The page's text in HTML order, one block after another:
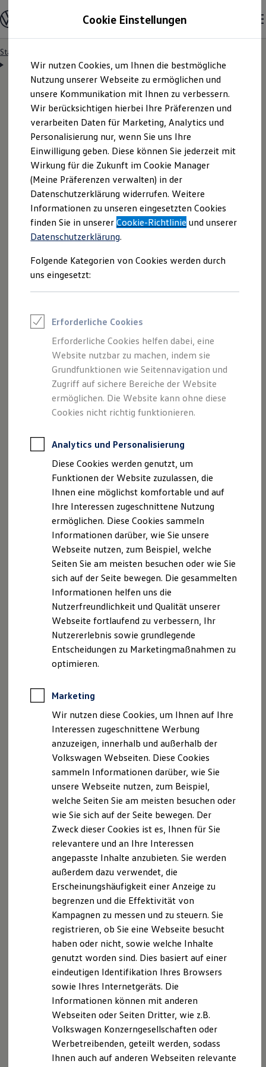
Hauptinhalt
springen
Footer
springen
Modelle & Konfigurator
Nutzfahrzeugkategorien entdecken
Modelle konfigurieren
Vorgängermodelle und Oldtimer
Vorgängermodelle
Oldtimer
Bulli Historie
Branchenlösungen & Gewerbekunden
Umbaulösungen und Hersteller finden
Auf- und Umbauten entdecken & konfigurieren
Groß- und Sonderkunden
Großkunden
Kommunen & Behörden
Journalisten
Sportvereine
Branchenlösungen
Bau & Handwerk
Gewerbliche Personenbeförderung
Service & mobile Werkstätten
Kurier, Logistik & Handel
Feuerwehr
Rettungsdienste
ONE Business ID Vorteile
Fahrzeugsuche & Marktplatz
Digitaler Marktplatz
Kauf & Finanzierung
Online-Fahrzeugbewertung
Aktionen & Angebote
E-Auto-Förderung
Für Privatkunden
Für Gewerbekunden
Profi Paket
TopDeal
Zertifizierte Gebrauchtwagen
Für Privatkunden
Für Gewerbekunden
Leasing
Für Privatkunden
Für Gewerbekunden
Versicherungen & Garantien
Garantien
Kfz-Versicherung für Nutzfahrzeuge
Restschuldversicherung
Wartungsverträge
Besitzer & Service
Reparatur & Service
Sommer-Special
Reparatur, Pflege & Inspektion
Servicetermin anfragen
Service-Vorteile bei Volkswagen Nutzfahrzeuge
ServicePlus
Economy Service
Räder & Reifen Service
Ersatzfahrzeuge
Software, Konnektivität & Apps
California App
VW Connect für Ihren ID. Buzz
VW Connect für Ihren Transporter/Caravelle
VW Connect für Ihren Amarok
VW Connect für andere Modelle
Connect Pro
Fleet Interface Data
Multistop Pathfinder
Übersicht Software Updates
Hilfreiches für Besitzer
Fahrerassistenz- und Sicherheitssysteme
Kontrollleuchten
Kurzfahrprofile und Ölverdünnung
XTL-Dieselkraftstoff
Ersatzteile und Betriebsflüssigkeiten
Original Zubehör und Lifestyle Produkte
myVolkswagen
myVolkswagen Business
Elektrisch & Autonom
Elektro - & Hybridfahrzeuge
Unser Ansatz
Klimafreundlicher Strom
Reichweite & Ladelösungen
Reichweitensimulator
Ladezeitensimulator
Ladelösungen für Privatkunden
Ladelösungen für Gewerbekunden
Wallbox und Ladekabel
Förderung & Kosten der Elektrofahrzeuge
Fördermöglichkeiten für Privatkunden
Fördermöglichkeiten für Gewerbekunden
Startseite
Servicetermin anfragen
Servicetermin bequem
online anfragen
Nutzen Sie unser Onlineformular, um schnell und
unkompliziert einen Servicetermin bei Ihrem
Volkswagen NutzfahrzeugePartner anzufragen.
Cookie Einstellungen
Wir nutzen Cookies, um Ihnen die bestmögliche
Nutzung unserer Webseite zu ermöglichen und
unsere Kommunikation mit Ihnen zu verbessern.
Wir berücksichtigen hierbei Ihre Präferenzen und
verarbeiten Daten für Marketing, Analytics und
Personalisierung nur, wenn Sie uns Ihre
Einwilligung geben. Diese können Sie jederzeit mit
Wirkung für die Zukunft im Cookie Manager
(Meine Präferenzen verwalten) in der
Datenschutzerklärung widerrufen. Weitere
Informationen zu unseren eingesetzten Cookies
finden Sie in unsererCookie-Richtlinie und unserer
Datenschutzerklärung.
Folgende Kategorien von Cookies werden durch
uns eingesetzt:
Erforderliche Cookies
Erforderliche Cookies helfen dabei, eine
Website nutzbar zu machen, indem sie
Grundfunktionen wie Seitennavigation und
Zugriff auf sichere Bereiche der Website
ermöglichen. Die Website kann ohne diese
Cookies nicht richtig funktionieren.
Analytics und Personalisierung
Diese Cookies werden genutzt, um
Funktionen der Website zuzulassen, die
Ihnen eine möglichst komfortable und auf
Ihre Interessen zugeschnittene Nutzung
ermöglichen. Diese Cookies sammeln
Informationen darüber, wie Sie unsere
Webseite nutzen, zum Beispiel, welche
Seiten Sie am meisten besuchen oder wie Sie
sich auf der Seite bewegen. Die gesammelten
Informationen helfen uns die
Nutzerfreundlichkeit und Qualität unserer
Webseite fortlaufend zu verbessern, Ihr
Nutzererlebnis sowie grundlegende
Entscheidungen zu Marketingmaßnahmen zu
optimieren.
Marketing
Wir nutzen diese Cookies, um Ihnen auf Ihre
Interessen zugeschnittene Werbung
anzuzeigen, innerhalb und außerhalb der
Volkswagen Webseiten. Diese Cookies
sammeln Informationen darüber, wie Sie
unsere Webseite nutzen, zum Beispiel,
welche Seiten Sie am meisten besuchen oder
wie Sie sich auf der Seite bewegen. Der
Zweck dieser Cookies ist es, Ihnen für Sie
relevantere und an Ihre Interessen
angepasste Inhalte anzubieten. Sie werden
außerdem dazu verwendet, die
Erscheinungshäufigkeit einer Anzeige zu
begrenzen und die Effektivität von
Kampagnen zu messen und zu steuern. Sie
registrieren, ob Sie eine Webseite besucht
haben oder nicht, sowie welche Inhalte
genutzt worden sind. Dies basiert auf einer
eindeutigen Identifikation Ihres Browsers
sowie Ihres Internetgeräts. Die
Informationen können mit anderen
Webseiten oder Seiten Dritter, wie z.B.
Volkswagen Konzerngesellschaften oder
Werbetreibenden, geteilt werden, sodass
Ihnen auch auf anderen Webseiten relevante